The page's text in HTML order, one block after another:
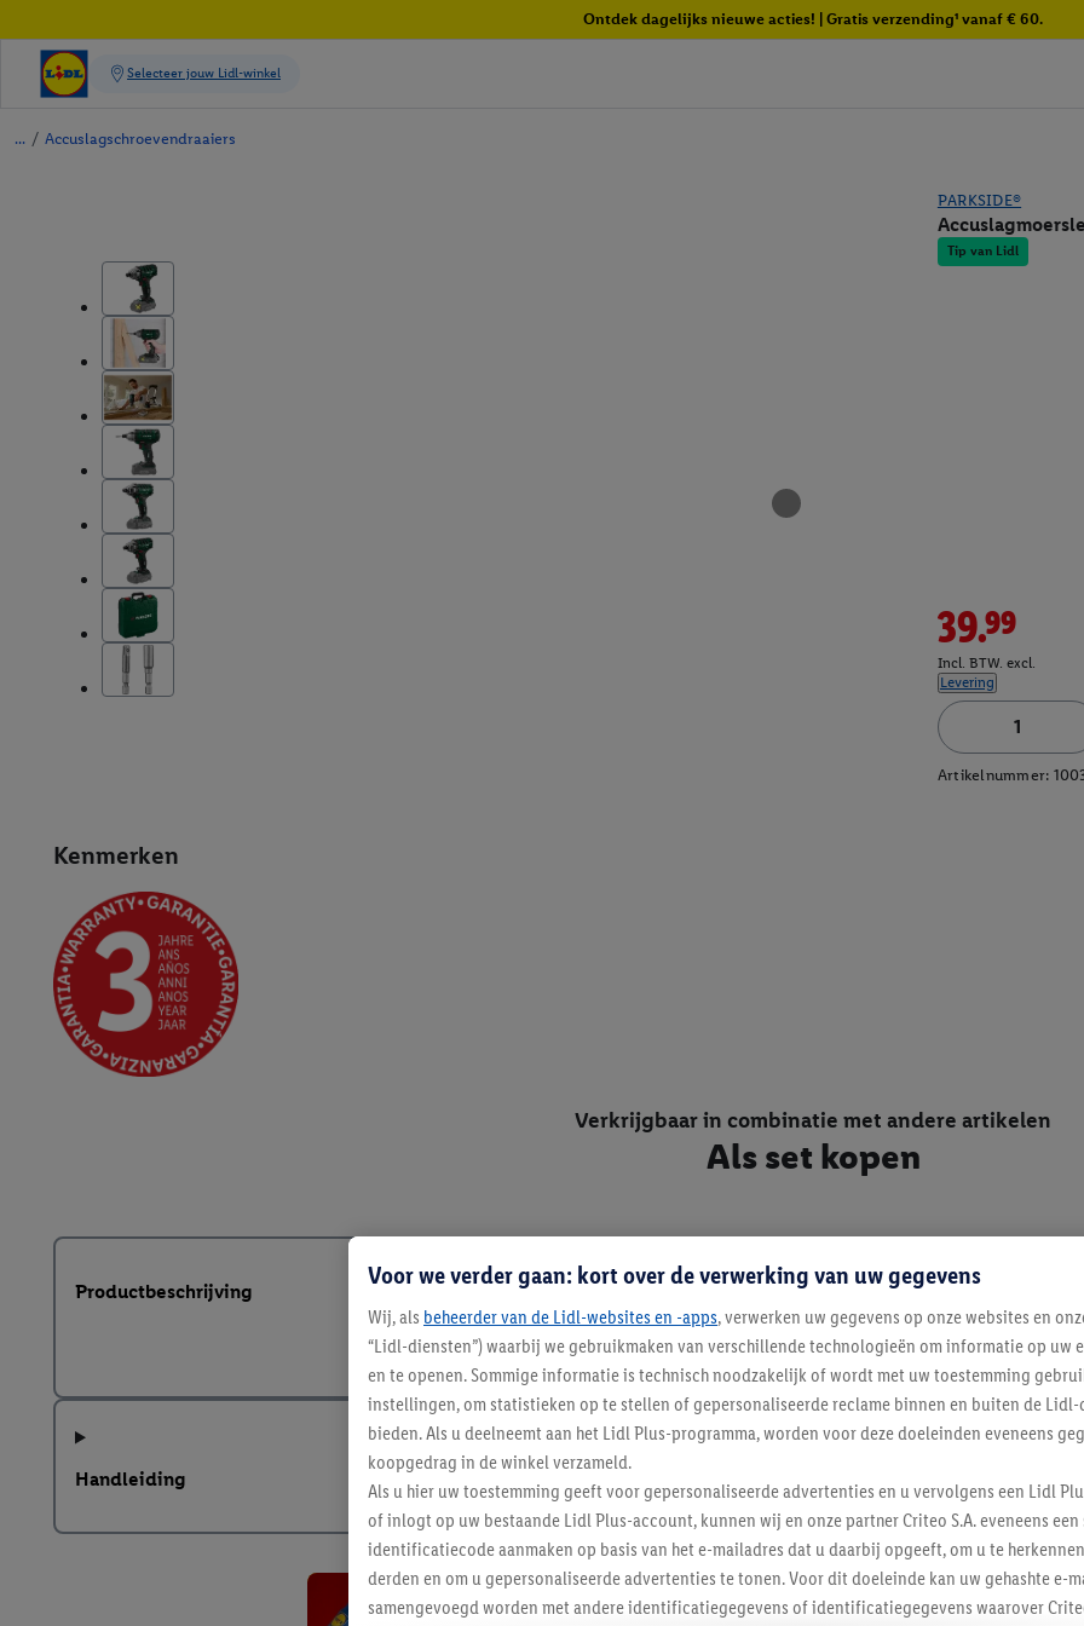
Ontdek dagelijks nieuwe acties! | Gratis verzending¹ vanaf € 60.
/ Accuslagschroevendraaiers
PARKSIDE®
Tip van Lidl
Kenmerken
39.99
Incl. BTW. excl.
Levering
Artikelnummer:
Verkrijgbaar in combinatie met andere artikelen
Als set kopen
Productbeschrijving
Handleiding
Voor we verder gaan: kort over de verwerking van uw gegevens
Wij, als beheerder van de Lidl-websites en -apps, verwerken uw gegevens op onze websites en
“Lidl-diensten”) waarbij we gebruikmaken van verschillende technologieën om informatie op uw
en te openen. Sommige informatie is technisch noodzakelijk of wordt met uw toestemming
instellingen, om statistieken op te stellen of gepersonaliseerde reclame binnen en buiten de Lidl-
bieden. Als u deelneemt aan het Lidl Plus-programma, worden voor deze doeleinden eveneens
koopgedrag in de winkel verzameld.
Als u hier uw toestemming geeft voor gepersonaliseerde advertenties en u vervolgens een Lidl
of inlogt op uw bestaande Lidl Plus-account, kunnen wij en onze partner Criteo S.A. eveneens
identificatiecode aanmaken op basis van het e-mailadres dat u daarbij opgeeft, om u te
derden en om u gepersonaliseerde advertenties te tonen. Voor dit doeleinde kan uw gehashte e-
samengevoegd worden met andere identificatiegegevens of identificatiegegevens waarover